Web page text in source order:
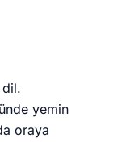
yemin
oraya